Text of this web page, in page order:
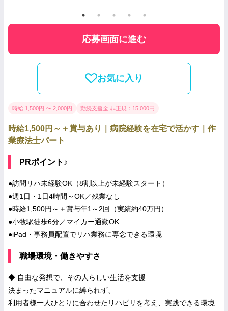
応募画面に進む
お気に入り
時給 1,500円 〜 2,000円 勤続支援金 非正規：15,000円
時給1,500円～＋賞与あり｜病院経験を在宅で活かす｜作
業療法士パート
PRポイント♪
●訪問リハ未経験OK（8割以上が未経験スタート）
●週1日・1日4時間～OK／残業なし
●時給1,500円～＋賞与年1～2回（実績約40万円）
●小牧駅徒歩6分／マイカー通勤OK
●iPad・事務員配置でリハ業務に専念できる環境
職場環境・働きやすさ
◆ 自由な発想で、その人らしい生活を支援
決まったマニュアルに縛られず、
利用者様一人ひとりに合わせたリハビリを考え、実践できる環境